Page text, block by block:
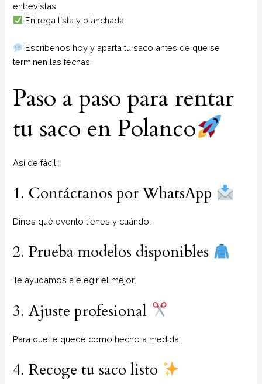
entrevistas
Entrega lista y planchada
Escríbenos hoy y aparta tu saco antes de que se
terminen las fechas.
Paso a paso para rentar
tu saco en Polanco
Así de fácil:
1. Contáctanos por WhatsApp
Dinos qué evento tienes y cuándo.
2. Prueba modelos disponibles
Te ayudamos a elegir el mejor.
3. Ajuste profesional
Para que te quede como hecho a medida.
4. Recoge tu saco listo